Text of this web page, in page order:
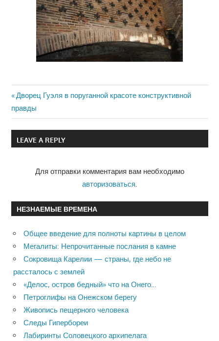
Навигация
по
записям
Previous
Post:
Дворец Гуэля в поруганной красоте конструктивной
правды
LEAVE A REPLY
Для отправки комментария вам необходимо
авторизоваться
НЕЗНАЕМЫЕ ВРЕМЕНА
Общее введение для полноты картины в целом
Мегалиты: Непрочитанные послания в камне
Сокровища Карелии — страны, где небо не
рассталось с землей
«Делос, остров бедный» что на Онего…
Петроглифы на Онежском берегу
Живопись пещерного человека
Следы Гипербореи
Лабиринты Соловецкого архипелага